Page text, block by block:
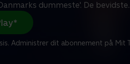
dummeste'. De bevidste
Administrer dit abonnement på Mit